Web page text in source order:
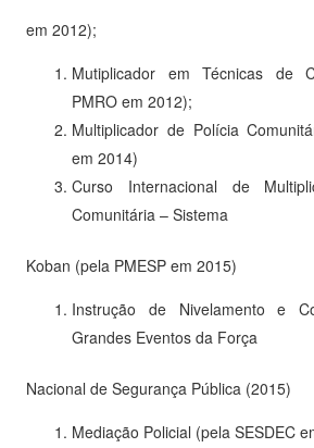
em 2012);
Mutiplicador em Técnicas de
PMRO em 2012);
Multiplicador de Polícia
em 2014)
Curso Internacional de
Comunitária – Sistema
Koban (pela PMESP em 2015)
Instrução de Nivelamento e
Grandes Eventos da Força
Nacional de Segurança Pública (2015)
Mediação Policial (pela SESDEC